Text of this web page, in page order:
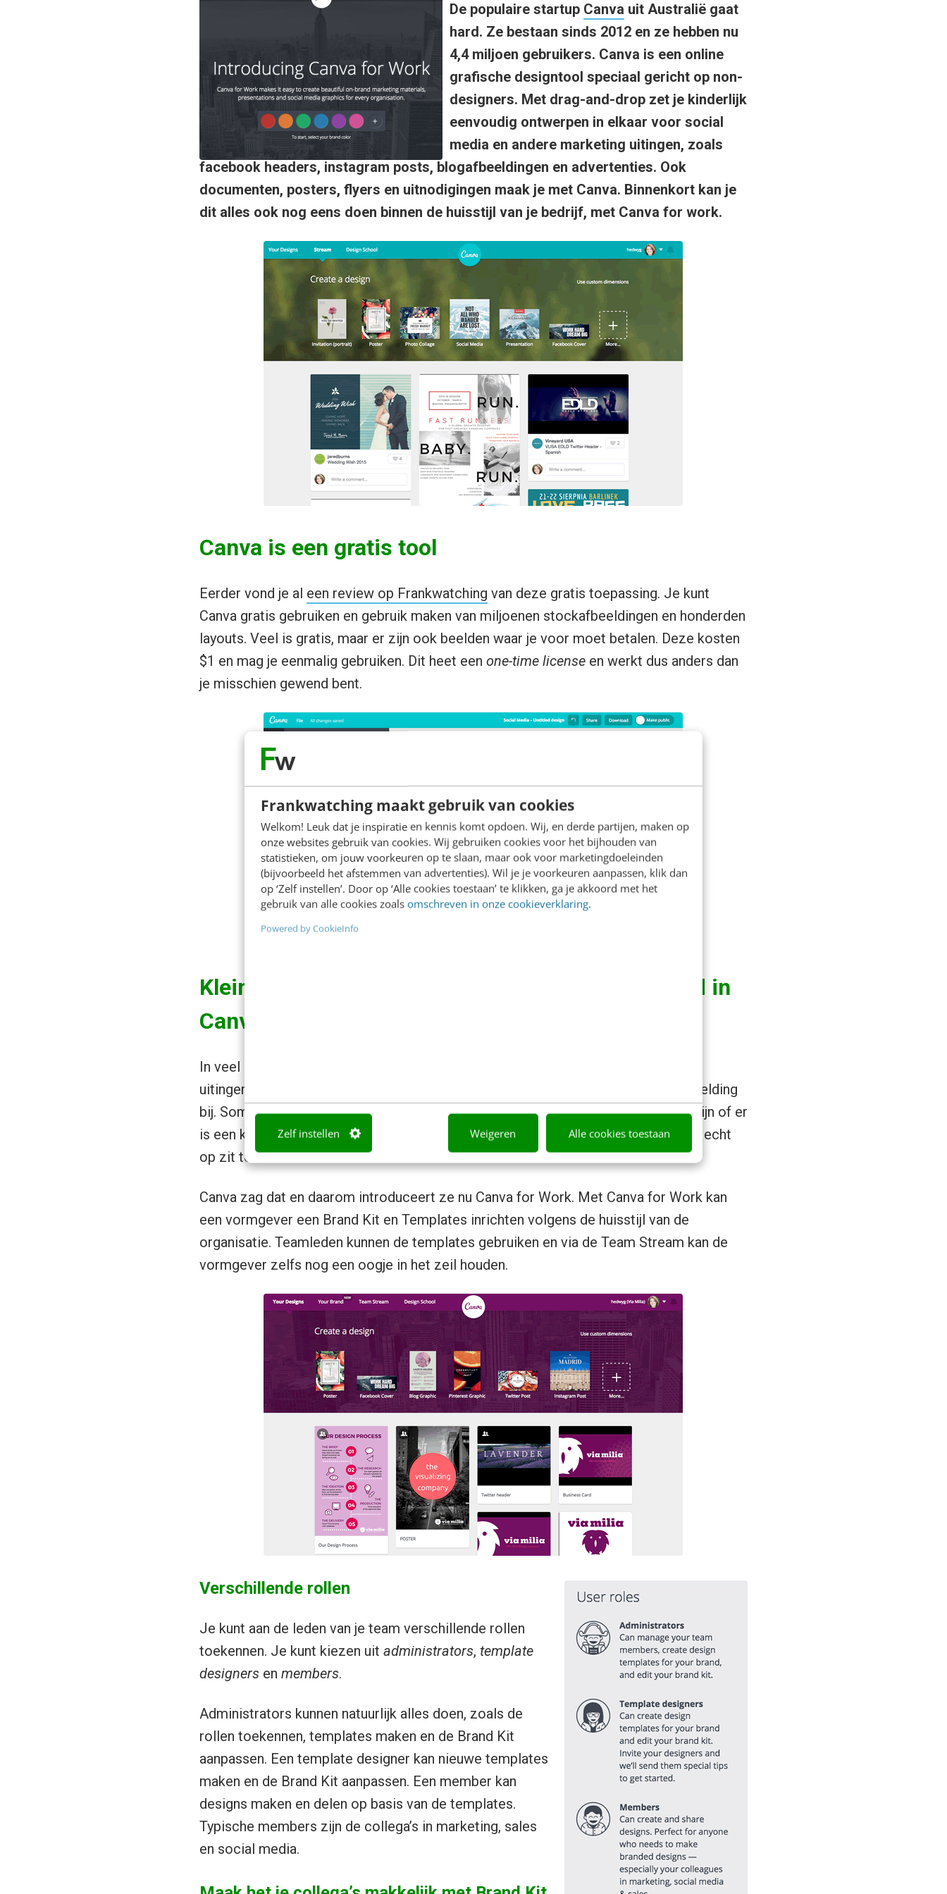
Frankwatching maakt gebruik van cookies
Welkom! Leuk dat je inspiratie en kennis komt opdoen. Wij, en derde partijen, maken op
onze websites gebruik van cookies. Wij gebruiken cookies voor het bijhouden van
statistieken, om jouw voorkeuren op te slaan, maar ook voor marketingdoeleinden
(bijvoorbeeld het afstemmen van advertenties). Wil je je voorkeuren aanpassen, klik dan
op ‘Zelf instellen’. Door op ‘Alle cookies toestaan’ te klikken, ga je akkoord met het
gebruik van alle cookies zoals omschreven in onze cookieverklaring.
Powered by CookieInfo
Zelf instellen Weigeren Alle cookies toestaan
De populaire startup Canva uit Australië gaat
hard. Ze bestaan sinds 2012 en ze hebben nu
4,4 miljoen gebruikers. Canva is een online
grafische designtool speciaal gericht op non-
designers. Met drag-and-drop zet je kinderlijk
eenvoudig ontwerpen in elkaar voor social
media en andere marketing uitingen, zoals
facebook headers, instagram posts, blogafbeeldingen en advertenties. Ook
documenten, posters, flyers en uitnodigingen maak je met Canva. Binnenkort kan je
dit alles ook nog eens doen binnen de huisstijl van je bedrijf, met Canva for work.
Canva is een gratis tool
Eerder vond je al een review op Frankwatching van deze gratis toepassing. Je kunt
Canva gratis gebruiken en gebruik maken van miljoenen stockafbeeldingen en honderden
layouts. Veel is gratis, maar er zijn ook beelden waar je voor moet betalen. Deze kosten
$1 en mag je eenmalig gebruiken. Dit heet een one-time licenseen werkt dus anders dan
je misschien gewend bent.
Kleine grafische aanpassingen gestandaardiseerd in
Canva for Work
In veel bedrijven en organisaties heeft de designafdeling het druk met alle visuele
uitingen, zowel print als online. Alleen tekst is passé en overal moet dus een afbeelding
bij. Soms zijn het maar kleine aanpassingen omdat het formaat net anders moet zijn of er
is een kleine tekstuele wijziging. Dit is niet het werk waar een grafisch vormgever echt
op zit te wachten.
Canva zag dat en daarom introduceert ze nu Canva for Work. Met Canva for Work kan
een vormgever een Brand Kit en Templates inrichten volgens de huisstijl van de
organisatie. Teamleden kunnen de templates gebruiken en via de Team Stream kan de
vormgever zelfs nog een oogje in het zeil houden.
Verschillende rollen
Je kunt aan de leden van je team verschillende rollen
toekennen. Je kunt kiezen uit administrators, template
designersen members.
Administrators kunnen natuurlijk alles doen, zoals de
rollen toekennen, templates maken en de Brand Kit
aanpassen. Een template designer kan nieuwe templates
maken en de Brand Kit aanpassen. Een member kan
designs maken en delen op basis van de templates.
Typische members zijn de collega’s in marketing, sales
en social media.